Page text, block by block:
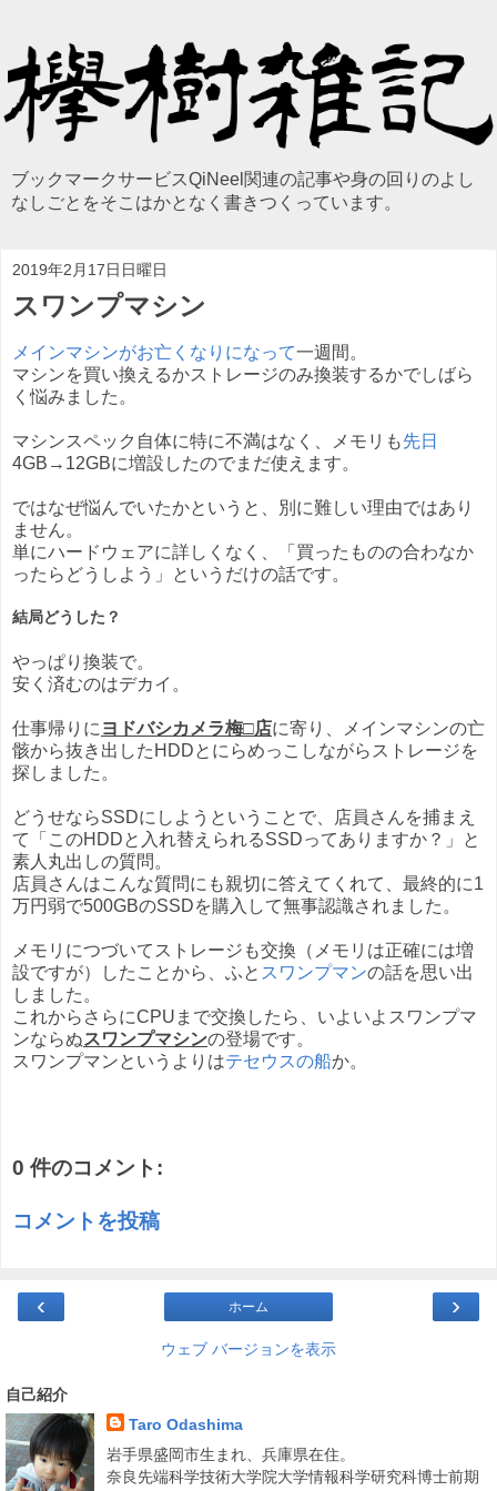
ブックマークサービスQiNeel関連の記事や身の回りのよし
なしごとをそこはかとなく書きつくっています。
2019年2月17日日曜日
スワンプマシン
メインマシンがお亡くなりになって一週間。
マシンを買い換えるかストレージのみ換装するかでしばら
く悩みました。
マシンスペック自体に特に不満はなく、メモリも先日
4GB→12GBに増設したのでまだ使えます。
ではなぜ悩んでいたかというと、別に難しい理由ではあり
ません。
単にハードウェアに詳しくなく、「買ったものの合わなか
ったらどうしよう」というだけの話です。
結局どうした？
やっぱり換装で。
安く済むのはデカイ。
仕事帰りに ヨドバシカメラ梅□店に寄り、メインマシンの亡
骸から抜き出したHDDとにらめっこしながらストレージを
探しました。
どうせならSSDにしようということで、店員さんを捕まえ
て「このHDDと入れ替えられるSSDってありますか？」と
素人丸出しの質問。
店員さんはこんな質問にも親切に答えてくれて、最終的に1
万円弱で500GBのSSDを購入して無事認識されました。
メモリにつづいてストレージも交換（メモリは正確には増
設ですが）したことから、ふと スワンプマンの話を思い出
しました。
これからさらにCPUまで交換したら、いよいよスワンプマ
ンならぬスワンプマシンの登場です。
スワンプマンというよりはテセウスの船か。
0 件のコメント:
コメントを投稿
‹ ›
ホーム
ウェブ バージョンを表示
自己紹介
Taro Odashima
岩手県盛岡市生まれ、兵庫県在住。
奈良先端科学技術大学院大学情報科学研究科博士前期